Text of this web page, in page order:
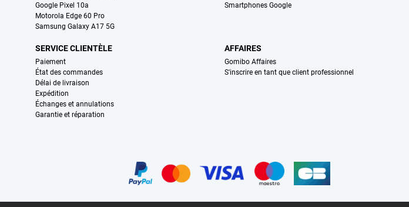
Google Pixel 10a
Motorola Edge 60 Pro
Samsung Galaxy A17 5G
Smartphones Google
SERVICE CLIENTÈLE
Paiement
État des commandes
Délai de livraison
Expédition
Échanges et annulations
Garantie et réparation
AFFAIRES
Gomibo Affaires
S'inscrire en tant que client professionnel